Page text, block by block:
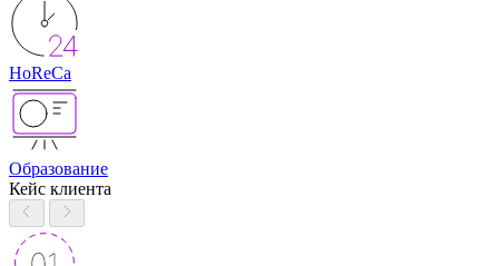
HoReCa
Образование
Кейс клиента